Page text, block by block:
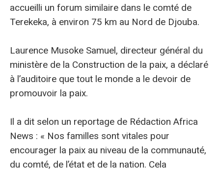
accueilli un forum similaire dans le comté de
Terekeka, à environ 75 km au Nord de Djouba.
Laurence Musoke Samuel, directeur général du
ministère de la Construction de la paix, a déclaré
à l’auditoire que tout le monde a le devoir de
promouvoir la paix.
Il a dit selon un reportage de Rédaction Africa
News : « Nos familles sont vitales pour
encourager la paix au niveau de la communauté,
du comté, de l’état et de la nation. Cela